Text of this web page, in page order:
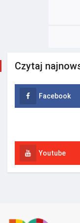
Czytaj
Facebook
Youtube